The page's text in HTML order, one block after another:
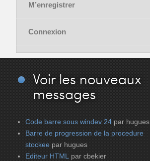
M’enregistrer
Connexion
Voir les nouveaux
messages
Code barre sous windev 24 par hugues
Barre de progression de la procedure
stockee par hugues
Editeur HTML par cbekier